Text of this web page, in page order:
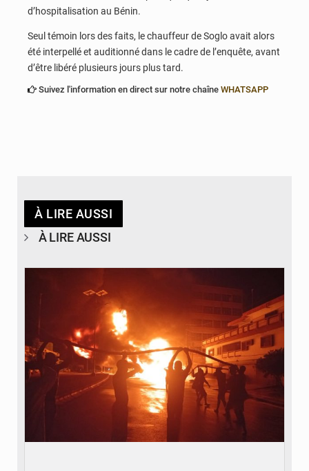
d’hospitalisation au Bénin.
Seul témoin lors des faits, le chauffeur de Soglo avait alors
été interpellé et auditionné dans le cadre de l’enquête, avant
d’être libéré plusieurs jours plus tard.
Suivez l'information en direct sur notre chaîne WHATSAPP
À LIRE AUSSI
À LIRE AUSSI